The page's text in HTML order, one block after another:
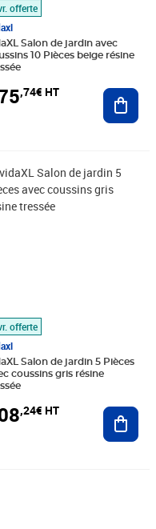
panier
offerte
Salon de jardin avec
10 Pièces beige résine
,74€ HT
panier
offerte
Salon de jardin 5 Pièces
coussins gris résine
,24€ HT
308,24€ HT